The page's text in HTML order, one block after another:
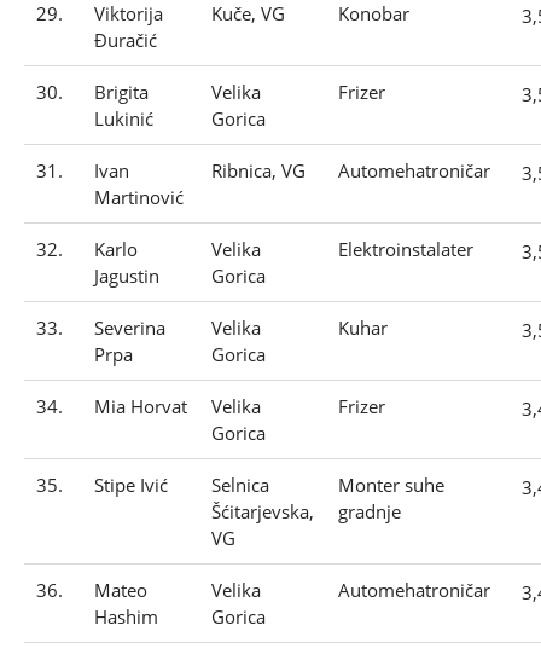
29.
Viktorija
Đuračić
Kuče, VG Konobar
30.
Brigita
Lukinić
Velika
Gorica
Frizer
31.
Ivan
Martinović
Ribnica, VG Automehatroničar
32.
Karlo
Jagustin
Velika
Gorica
Elektroinstalater
33.
Severina
Prpa
Velika
Gorica
Kuhar
34. Mia Horvat
Velika
Gorica
Frizer
35. Stipe Ivić
Selnica
Šćitarjevska,
VG
Monter suhe
gradnje
36.
Mateo
Hashim
Velika
Gorica
Automehatroničar